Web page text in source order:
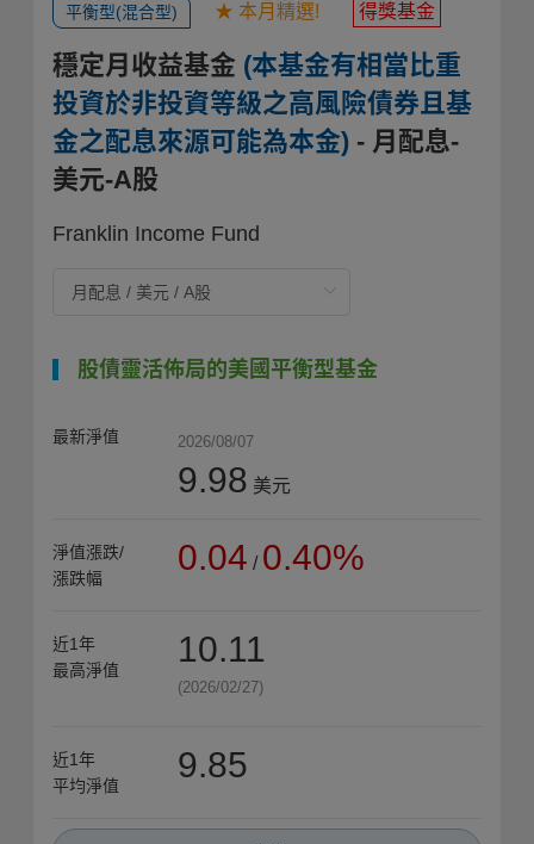
平衡型(混合型) ★ 本月精選! 得獎基金
穩定月收益基金 (本基金有相當比重
投資於非投資等級之高風險債券且基
金之配息來源可能為本金) - 月配息-
美元-A股
Franklin Income Fund
股債靈活佈局的美國平衡型基金
最新淨值 2026/08/07
9.98 美元
淨值漲跌/
漲跌幅
0.04 / 0.40%
近1年
最高淨值
10.11
(2026/02/27)
近1年
平均淨值
9.85